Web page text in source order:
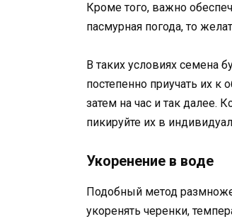
Кроме того, важно
пасмурная погода, то
В таких условиях семена
постепенно приучать их
затем на час и так далее.
пикируйте их в
Укоренение в воде
Подобный метод
укоренять черенки,